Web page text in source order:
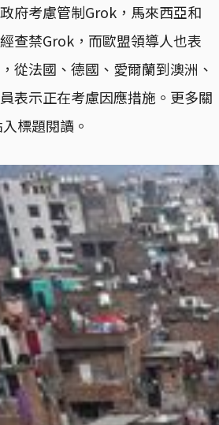
府考慮管制Grok，馬來西亞和
查禁Grok，而歐盟領導人也表
從法國、德國、愛爾蘭到澳洲、
表示正在考慮因應措施。更多關
標題閱讀。